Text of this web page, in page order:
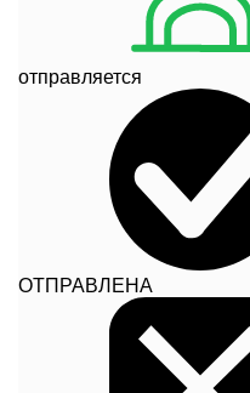
отправляется
ОТПРАВЛЕНА